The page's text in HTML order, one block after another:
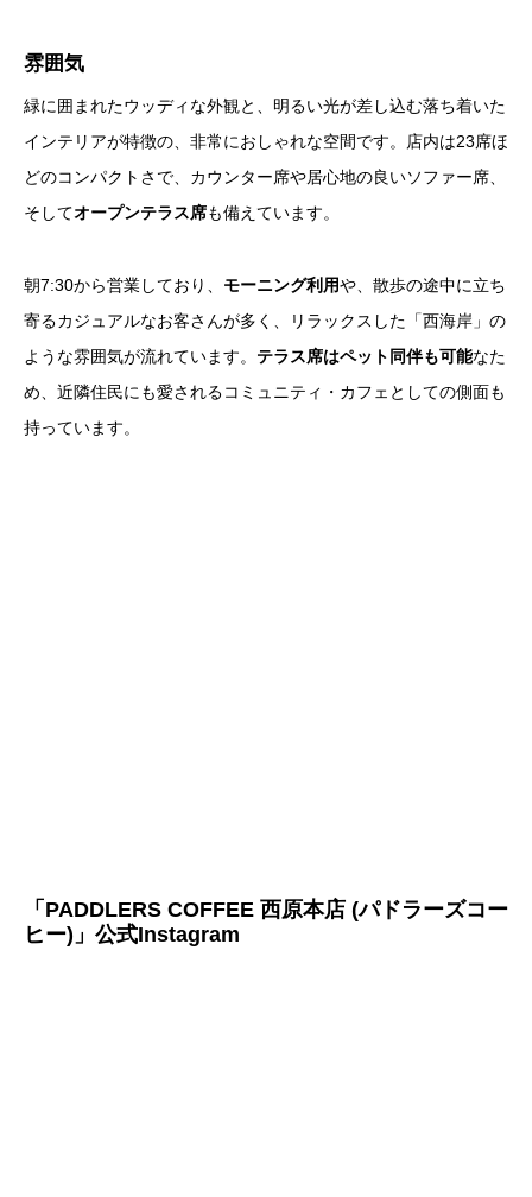
雰囲気
緑に囲まれたウッディな外観と、明るい光が差し込む落ち着いた
インテリアが特徴の、非常におしゃれな空間です。店内は23席ほ
どのコンパクトさで、カウンター席や居心地の良いソファー席、
そしてオープンテラス席も備えています。
朝7:30から営業しており、 モーニング利用や、散歩の途中に立ち
寄るカジュアルなお客さんが多く、リラックスした「西海岸」の
ような雰囲気が流れています。 テラス席はペット同伴も可能なた
め、近隣住民にも愛されるコミュニティ・カフェとしての側面も
持っています。
「PADDLERS COFFEE 西原本店 (パドラーズコー
ヒー)」公式Instagram